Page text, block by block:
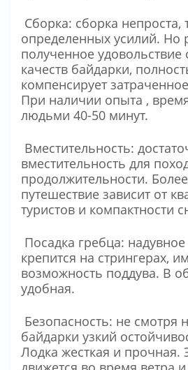
Сборка: сборка непроста,
определенных усилий. Но
полученное удовольствие
качеств байдарки,
компенсирует
При наличии опыта ,
людьми 40-50 минут.
Вместительность:
вместительность для
продолжительности.
путешествие зависит от
туристов и компактности
Посадка гребца:
крепится на стрингерах,
возможность поддува. В
удобная.
Безопасность: не смотря
байдарки узкий
Лодка жесткая и прочная.